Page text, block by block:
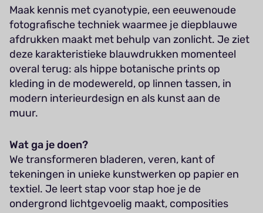
Maak kennis met cyanotypie, een eeuwenoude
fotografische techniek waarmee je diepblauwe
afdrukken maakt met behulp van zonlicht. Je ziet
deze karakteristieke blauwdrukken momenteel
overal terug: als hippe botanische prints op
kleding in de modewereld, op linnen tassen, in
modern interieurdesign en als kunst aan de
muur.
Wat ga je doen?
We transformeren bladeren, veren, kant of
tekeningen in unieke kunstwerken op papier en
textiel. Je leert stap voor stap hoe je de
ondergrond lichtgevoelig maakt, composities